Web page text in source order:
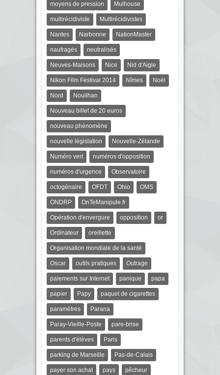
moyens de pression Mulhouse
multirécidiviste Multirécidivistes
Nantes Narbonne NationMaster
naufragés neutralisés
Neuves-Maisons Nice Nid d'Aigle
Nikon Film Festival 2014 Nîmes Noël
Nord Nouilhan
Nouveau billet de 20 euros
nouveau phénomène
nouvelle législation Nouvelle-Zélande
Numéro vert numéros d'opposition
numéros d'urgence Observatoire
octogénaire OFDT Ohio OMS
ONDRP OnTeManipule.fr
Opération d'envergure opposition or
Ordinateur oreillette
Organisation mondiale de la santé
Oscar outils pratiques Outrage
paiements sur Internet panique papa
papier Papy paquet de cigarettes
paramètres Parana
Paray-Vieille-Poste pare-brise
parents d'élèves Paris
parking de Marseille Pas-de-Calais
payer son achat pays pêcheur